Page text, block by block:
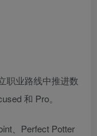
职业路线中推进数
和 Pro。
、Perfect Potter